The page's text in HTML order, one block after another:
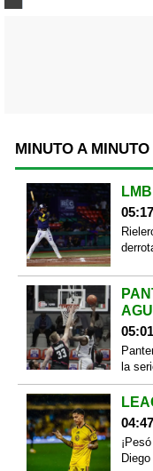
MINUTO A MINUTO
LMB
05:17
05:01
la
04:47